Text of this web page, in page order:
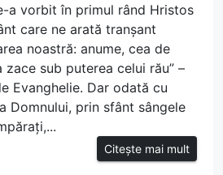
a vorbit în primul rând Hristos
care ne arată tranșant
noastră: anume, cea de
zace sub puterea celui rău” –
Evanghelie. Dar odată cu
Domnului, prin sfânt sângele
Citește mai mult